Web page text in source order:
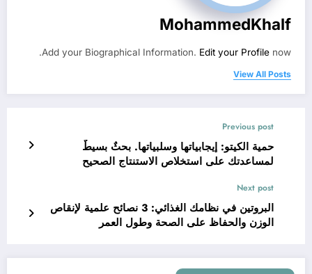
MohammedKhalf
Add your Biographical Information. Edit your Profile now.
View All Posts
Previous post
حمية الكيتو: إيجابياتها وسلبياتها. بحثٌ بسيطٌ
لمساعدتك على استخلاص الاستنتاج الصحيح
Next post
البروتين في نظامك الغذائي: 3 نصائح علمية لإنقاص
الوزن والحفاظ على الصحة وطول العمر